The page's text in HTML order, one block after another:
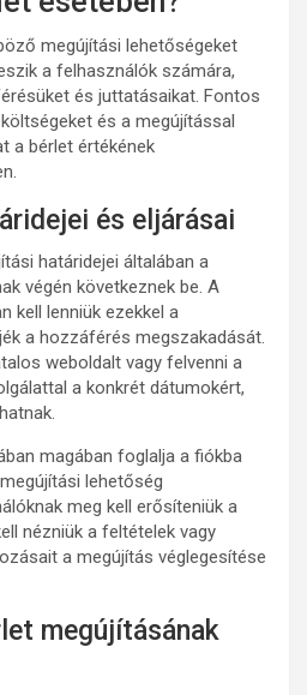
megújítási lehetőségeket
a felhasználók számára,
és juttatásaikat. Fontos
és a megújítással
a bérlet értékének
és eljárásai
határidejei általában a
végén következnek be. A
kell lenniük ezekkel a
a hozzáférés megszakadását.
weboldalt vagy felvenni a
a konkrét dátumokért,
magában foglalja a fiókba
lehetőség
meg kell erősíteniük a
nézniük a feltételek vagy
a megújítás véglegesítése
megújításának